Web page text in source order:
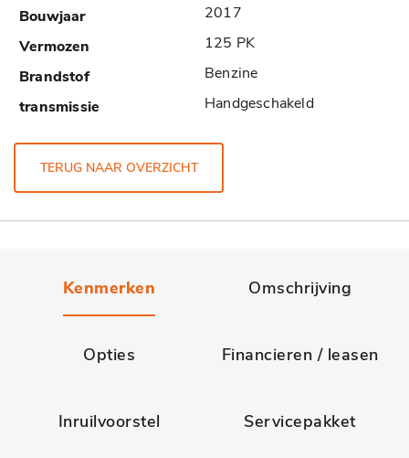
2017
125 PK
Benzine
Handgeschakeld
TERUG NAAR OVERZICHT
Kenmerken Omschrijving
Opties Financieren / leasen
Inruilvoorstel Servicepakket